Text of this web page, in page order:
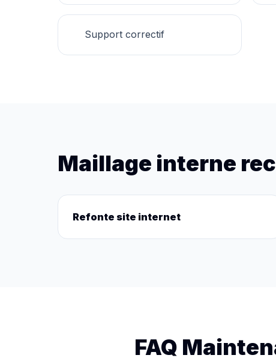
Support correctif
Maillage interne
Refonte site internet
FAQ